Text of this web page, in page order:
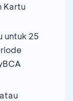
Kartu
untuk 25